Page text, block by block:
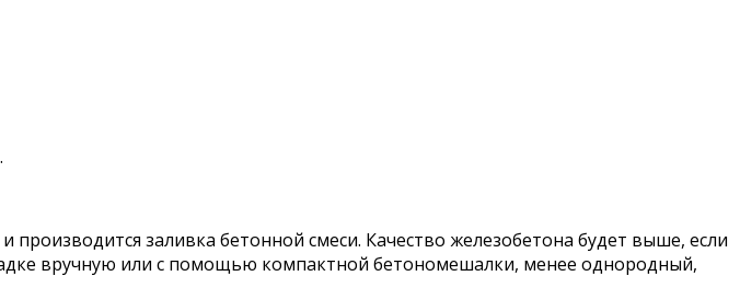
производится заливка бетонной смеси. Качество железобетона будет выше, если
вручную или с помощью компактной бетономешалки, менее однородный,